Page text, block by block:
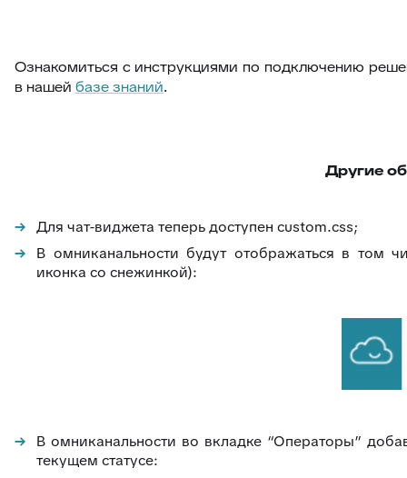
Ознакомиться с инструкциями по подключению
в нашей базе знаний.
Другие
Для чат-виджета теперь доступен custom.css;
В омниканальности будут отображаться в том
иконка со снежинкой):
В омниканальности во вкладке “Операторы”
текущем статусе: